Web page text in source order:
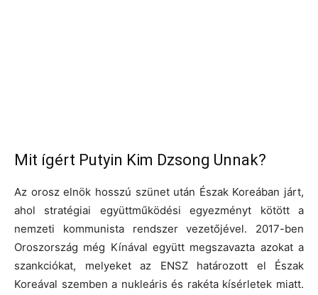
Mit ígért Putyin Kim Dzsong Unnak?
Az orosz elnök hosszú szünet után Észak Koreában járt,
ahol stratégiai együttműködési egyezményt kötött a
nemzeti kommunista rendszer vezetőjével. 2017-ben
Oroszország még Kínával együtt megszavazta azokat a
szankciókat, melyeket az ENSZ határozott el Észak
Koreával szemben a nukleáris és rakéta kísérletek miatt.